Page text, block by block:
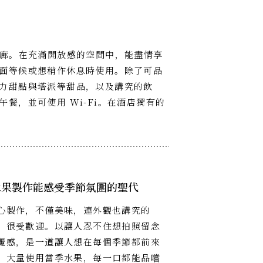
在充滿開放感的空間中，能盡情享
等候或想稍作休息時使用。除了可品
甜點與塔派等甜品，以及講究的飲
餐，並可使用 Wi-Fi。在酒店獨有的
製作能感受季節氛圍的聖代
製作，不僅美味，連外觀也講究的
很受歡迎。以讓人忍不住想拍照留念
感，是一道讓人想在每個季節都前來
大量使用當季水果，每一口都能品嚐